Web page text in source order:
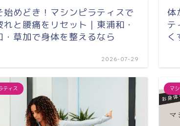
始めどき！マシンピラティスで
れと腰痛をリセット｜東浦和・
・草加で身体を整えるなら
2026-07-29
体
テ
く
ティス マ